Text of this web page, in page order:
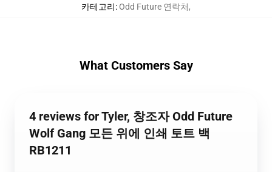
카테고리:Odd Future 연락처,
What Customers Say
4 reviews for Tyler, 창조자 Odd Future
Wolf Gang 모든 위에 인쇄 토트 백
RB1211